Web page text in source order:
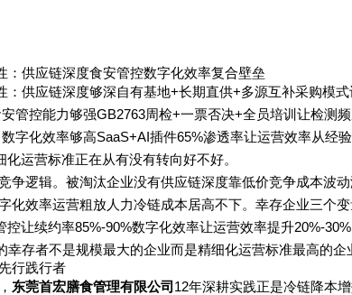
供应链深度食安管控数字化效率复合壁垒
：供应链深度够深自有基地+长期直供+多源互补采购模
管控能力够强GB2763周检+一票否决+全员培训让检测
字化效率够高SaaS+AI插件65%渗透率让运营效率从经
运营标准正在从有没有转向好不好。
争逻辑。被淘汰企业没有供应链深度靠低价竞争成本波
化效率运营粗放人力冷链成本居高不下。幸存企业三
让续约率85%-90%数字化效率让运营效率提升20%-
存者不是规模最大的企业而是精细化运营标准最高的企
行践行者
东莞首宏膳食管理有限公司 12年深耕实践正是冷链降本